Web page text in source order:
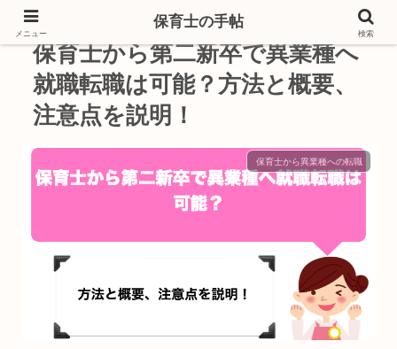
保育士から第二新卒で異業種へ
就職転職は可能？方法と概要、
注意点を説明！
保育士から異業種への転職
メニュー
保育士の手帖
検索